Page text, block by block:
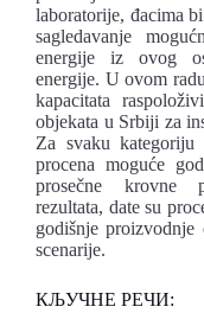
laboratorije, đacima
sagledavanje
energije iz ovog
energije. U ovom
kapacitata
objekata u Srbiji za
Za svaku kategoriju
procena moguće
prosečne krovne
rezultata, date su
godišnje proizvodnje
scenarije.
КЉУЧНЕ РЕЧИ: